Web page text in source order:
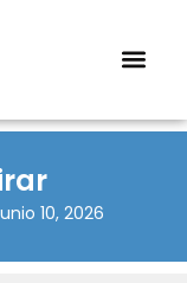
10, 2026